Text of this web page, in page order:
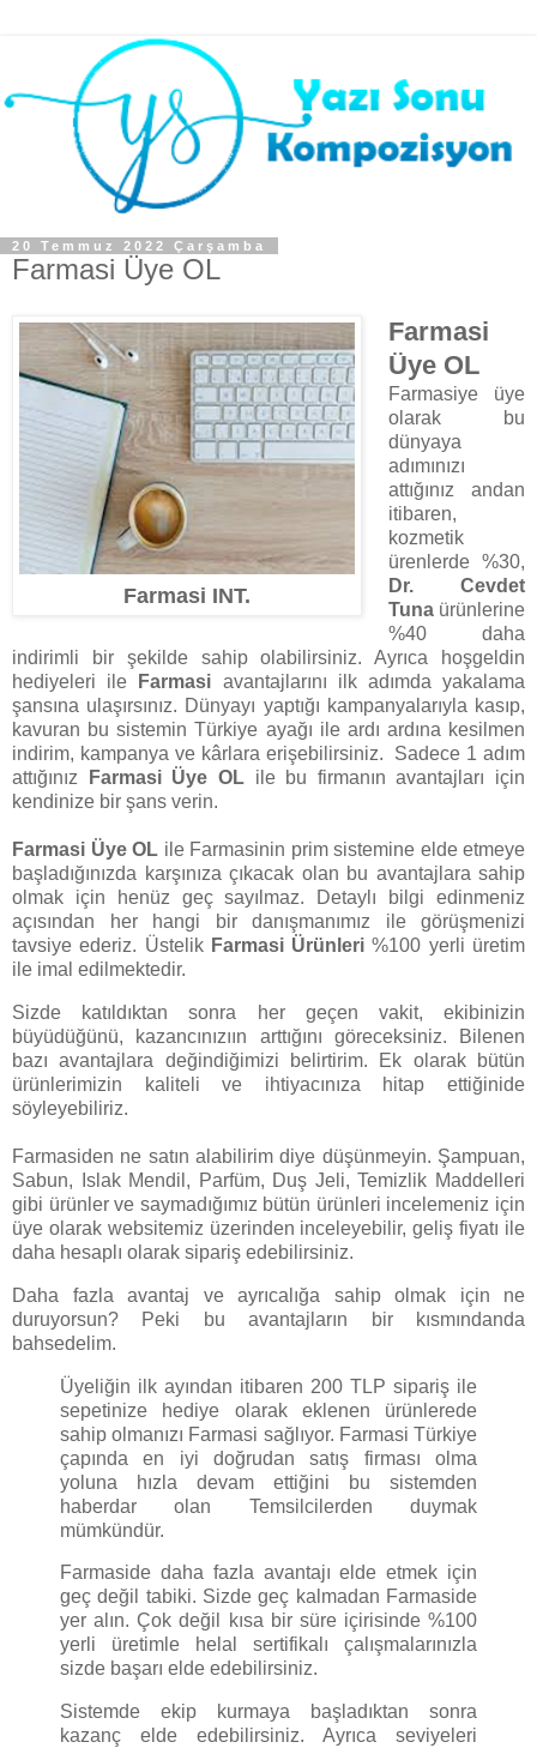
20 Temmuz 2022 Çarşamba
Farmasi Üye OL
Farmasi INT.
Farmasi
Üye OL
Farmasiye üye
olarak bu
dünyaya
adımınızı
attığınız andan
itibaren,
kozmetik
ürenlerde %30,
Dr. Cevdet
Tuna ürünlerine
%40 daha
indirimli bir şekilde sahip olabilirsiniz. Ayrıca hoşgeldin
hediyeleri ile
Farmasi avantajlarını ilk adımda yakalama
şansına ulaşırsınız. Dünyayı yaptığı kampanyalarıyla kasıp,
kavuran bu sistemin Türkiye ayağı ile ardı ardına kesilmen
indirim, kampanya ve kârlara erişebilirsiniz. Sadece 1 adım
attığınız
Farmasi Üye OLile bu firmanın avantajları için
kendinize bir şans verin.
Farmasi Üye OL ile Farmasinin prim sistemine elde etmeye
başladığınızda karşınıza çıkacak olan bu avantajlara sahip
olmak için henüz geç sayılmaz. Detaylı bilgi edinmeniz
açısından her hangi bir danışmanımız ile görüşmenizi
tavsiye ederiz. Üstelik Farmasi Ürünleri %100 yerli üretim
ile imal edilmektedir.
Sizde katıldıktan sonra her geçen vakit, ekibinizin
büyüdüğünü, kazancınızıın arttığını göreceksiniz. Bilenen
bazı avantajlara değindiğimizi belirtirim. Ek olarak bütün
ürünlerimizin kaliteli ve ihtiyacınıza hitap ettiğinide
söyleyebiliriz.
Farmasiden ne satın alabilirim diye düşünmeyin. Şampuan,
Sabun, Islak Mendil, Parfüm, Duş Jeli, Temizlik Maddelleri
gibi ürünler ve saymadığımız bütün ürünleri incelemeniz için
üye olarak websitemiz üzerinden inceleyebilir, geliş fiyatı ile
daha hesaplı olarak sipariş edebilirsiniz.
Daha fazla avantaj ve ayrıcalığa sahip olmak için ne
duruyorsun? Peki bu avantajların bir kısmındanda
bahsedelim.
Üyeliğin ilk ayından itibaren 200 TLP sipariş ile
sepetinize hediye olarak eklenen ürünlerede
sahip olmanızı Farmasi sağlıyor. Farmasi Türkiye
çapında en iyi doğrudan satış firması olma
yoluna hızla devam ettiğini bu sistemden
haberdar olan Temsilcilerden duymak
mümkündür.
Farmaside daha fazla avantajı elde etmek için
geç değil tabiki. Sizde geç kalmadan Farmaside
yer alın. Çok değil kısa bir süre içirisinde %100
yerli üretimle helal sertifikalı çalışmalarınızla
sizde başarı elde edebilirsiniz.
Sistemde ekip kurmaya başladıktan sonra
kazanç elde edebilirsiniz. Ayrıca seviyeleri